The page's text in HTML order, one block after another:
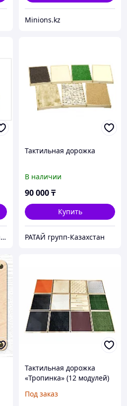
Minions.kz
Производственная компания ТОО "Идиль"
Тактильная дорожка
В наличии
90 000₸
Купить
РАТАЙ групп-Казахстан
Тактильная дорожка
«Тропинка» (12 модулей)
Под заказ